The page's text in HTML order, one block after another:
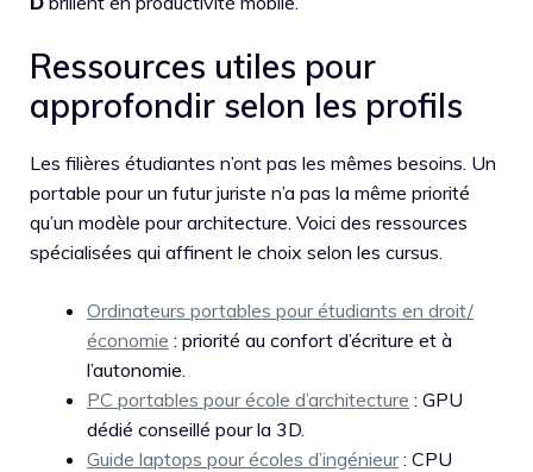
Ressources utiles pour
approfondir selon les profils
Les filières étudiantes n’ont pas les mêmes besoins. Un
portable pour un futur juriste n’a pas la même priorité
qu’un modèle pour architecture. Voici des ressources
spécialisées qui affinent le choix selon les cursus.
Ordinateurs portables pour étudiants en droit/
économie : priorité au confort d’écriture et à
l’autonomie.
PC portables pour école d’architecture : GPU
dédié conseillé pour la 3D.
Guide laptops pour écoles d’ingénieur: CPU